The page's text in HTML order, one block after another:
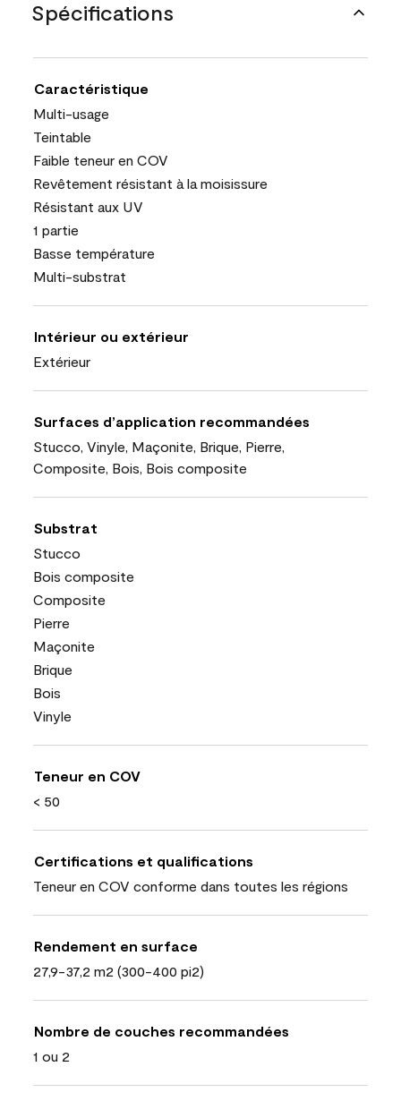
Spécifications
Caractéristique
Multi-usage
Teintable
Faible teneur en COV
Revêtement résistant à la moisissure
Résistant aux UV
1 partie
Basse température
Multi-substrat
Intérieur ou extérieur
Extérieur
Surfaces d’application recommandées
Stucco, Vinyle, Maçonite, Brique, Pierre,
Composite, Bois, Bois composite
Substrat
Stucco
Bois composite
Composite
Pierre
Maçonite
Brique
Bois
Vinyle
Teneur en COV
< 50
Certifications et qualifications
Teneur en COV conforme dans toutes les régions
Rendement en surface
27,9-37,2 m2 (300-400 pi2)
Nombre de couches recommandées
1 ou 2